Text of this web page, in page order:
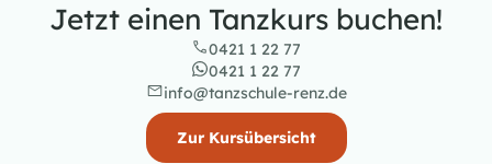
Jetzt einen Tanzkurs buchen!
0421 1 22 77
0421 1 22 77
info@tanzschule-renz.de
Zur Kursübersicht